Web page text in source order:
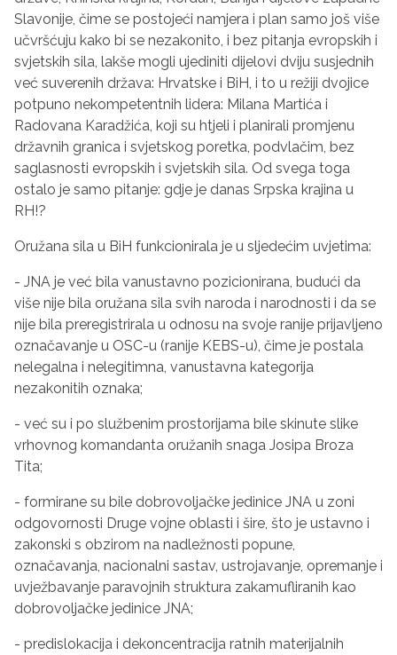
Slavonije, čime se postojeći namjera i plan samo još više
učvršćuju kako bi se nezakonito, i bez pitanja evropskih i
svjetskih sila, lakše mogli ujediniti dijelovi dviju susjednih
već suverenih država: Hrvatske i BiH, i to u režiji dvojice
potpuno nekompetentnih lidera: Milana Martića i
Radovana Karadžića, koji su htjeli i planirali promjenu
državnih granica i svjetskog poretka, podvlačim, bez
saglasnosti evropskih i svjetskih sila. Od svega toga
ostalo je samo pitanje: gdje je danas Srpska krajina u
RH!?
Oružana sila u BiH funkcionirala je u sljedećim uvjetima:
- JNA je već bila vanustavno pozicionirana, budući da
više nije bila oružana sila svih naroda i narodnosti i da se
nije bila preregistrirala u odnosu na svoje ranije prijavljeno
označavanje u OSC-u (ranije KEBS-u), čime je postala
nelegalna i nelegitimna, vanustavna kategorija
nezakonitih oznaka;
- već su i po službenim prostorijama bile skinute slike
vrhovnog komandanta oružanih snaga Josipa Broza
Tita;
- formirane su bile dobrovoljačke jedinice JNA u zoni
odgovornosti Druge vojne oblasti i šire, što je ustavno i
zakonski s obzirom na nadležnosti popune,
označavanja, nacionalni sastav, ustrojavanje, opremanje i
uvježbavanje paravojnih struktura zakamufliranih kao
dobrovoljačke jedinice JNA;
- predislokacija i dekoncentracija ratnih materijalnih